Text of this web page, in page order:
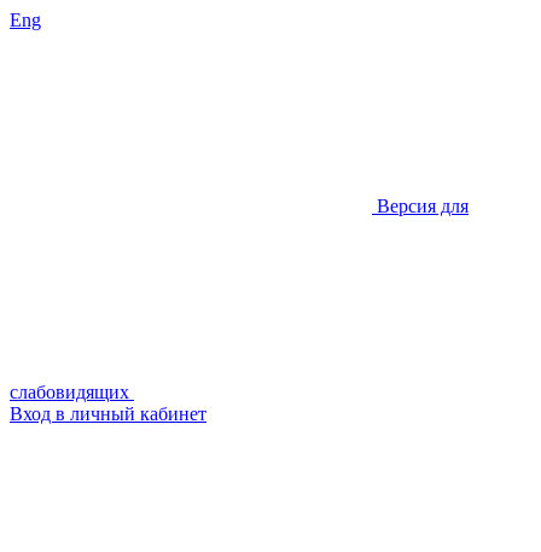
Eng
Версия для
слабовидящих
Вход в личный кабинет